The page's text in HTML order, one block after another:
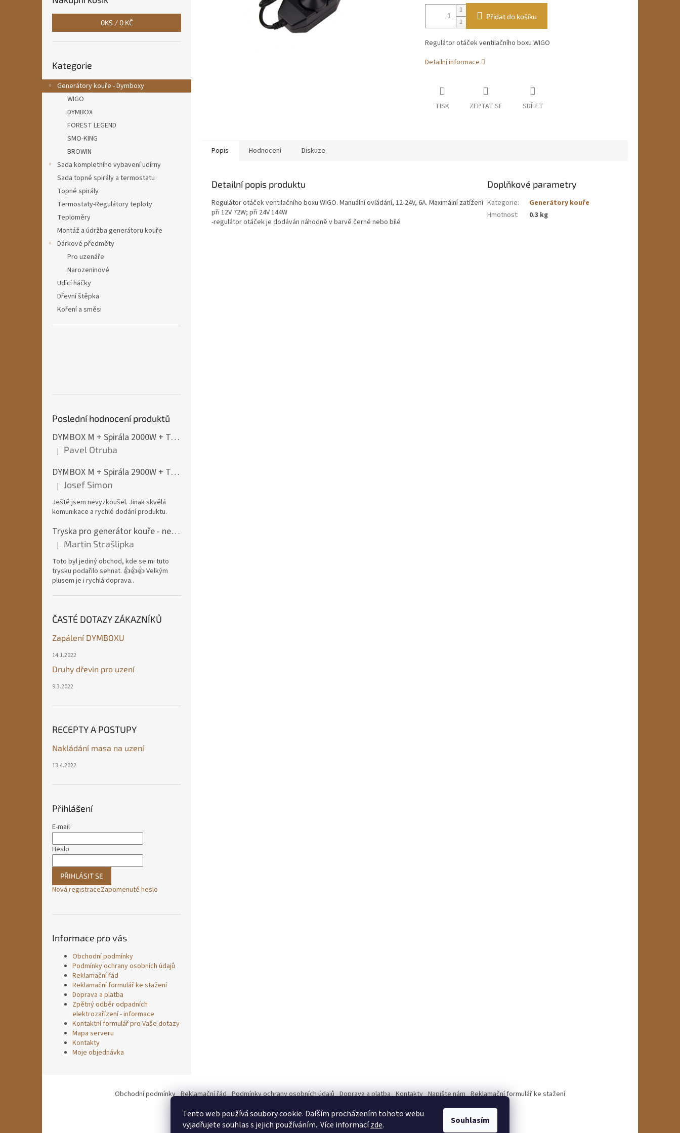
Tento web používá soubory cookie. Dalším procházením tohoto webu
vyjadřujete souhlas s jejich používáním.. Více informacízde. Souhlasím
0KS / 0 KČ
kategorie
Kategorie
Generátory kouře - Dymboxy
WIGO
DYMBOX
FOREST LEGEND
SMO-KING
BROWIN
Sada kompletního vybavení udírny
Sada topné spirály a termostatu
Topné spirály
Termostaty-Regulátory teploty
Teploměry
Montáž a údržba generátoru kouře
Dárkové předměty
Pro uzenáře
Narozeninové
Udící háčky
Dřevní štěpka
Koření a směsi
Poslední hodnocení produktů
DYMBOX M + Spirála 2000W + Termostat do 4500W
Hodnocení produktu je 5 z 5 hvězdiček.
| Pavel Otruba
DYMBOX M + Spirála 2900W + Termostat do 4500W
Hodnocení produktu je 5 z 5 hvězdiček.
| Josef Simon
Ještě jsem nevyzkoušel. Jinak skvělá
komunikace a rychlé dodání produktu.
Tryska pro generátor kouře - nerezová ocel
Hodnocení produktu je 5 z 5 hvězdiček.
| Martin Strašlipka
Toto byl jediný obchod, kde se mi tuto
trysku podařilo sehnat. 👍👍👍 Velkým
plusem je i rychlá doprava..
ČASTÉ DOTAZY ZÁKAZNÍKŮ
Zapálení DYMBOXU
14.1.2022
Druhy dřevin pro uzení
9.3.2022
RECEPTY A POSTUPY
Nakládání masa na uzení
13.4.2022
Přihlášení
E-mail
Heslo
PŘIHLÁSIT SE
Nová registraceZapomenuté heslo
Informace pro vás
Obchodní podmínky
Podmínky ochrany osobních údajů
Reklamační řád
Reklamační formulář ke stažení
Doprava a platba
Zpětný odběr odpadních
elektrozařízení - informace
Kontaktní formulář pro Vaše dotazy
Mapa serveru
Kontakty
Moje objednávka
Přidat do košíku
Regulátor otáček ventilačního boxu WIGO
Detailní informace
TISK ZEPTAT SE SDÍLET
Popis Hodnocení Diskuze
Detailní popis produktu
Regulátor otáček ventilačního boxu WIGO. Manuální ovládání, 12-24V, 6A. Maximální zatížení
při 12V 72W; při 24V 144W
-regulátor otáček je dodáván náhodně v barvě černé nebo bílé
Doplňkové parametry
Kategorie:
Generátory kouře
Hmotnost: 0.3 kg
Obchodní podmínky Reklamační řád Podmínky ochrany osobních údajů Doprava a platba Kontakty Napište nám Reklamační formulář ke stažení
Mastercard 2